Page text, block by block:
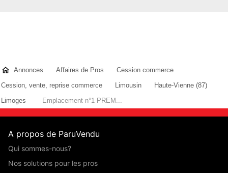
Annonces Affaires de Pros
Cession commerce
Cession, vente, reprise commerce
Limousin
Haute-Vienne (87)
Limoges
Emplacement n°1 PREM...
A propos de ParuVendu
Qui sommes-nous?
Nos solutions pour les pros